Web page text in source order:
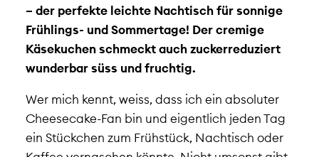
– der perfekte leichte Nachtisch für sonnige
Frühlings- und Sommertage! Der cremige
Käsekuchen schmeckt auch zuckerreduziert
wunderbar süss und fruchtig.
Wer mich kennt, weiss, dass ich ein absoluter
Cheesecake-Fan bin und eigentlich jeden Tag
ein Stückchen zum Frühstück, Nachtisch oder